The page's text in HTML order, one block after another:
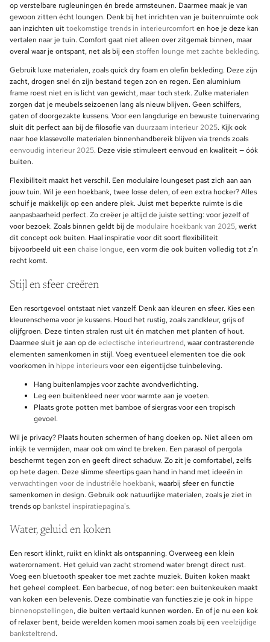
op verstelbare rugleuningen én brede armsteunen. Daarmee maak je van
gewoon zitten écht loungen. Denk bij het inrichten van je buitenruimte ook
aan inzichten uittoekomstige trends in interieurcomfort en hoe je deze kan
vertalen naar je tuin. Comfort gaat niet alleen over zitgemak binnen, maar
overal waar je ontspant, net als bij een stoffen lounge met zachte bekleding.
Gebruik luxe materialen, zoals quick dry foam en olefin bekleding. Deze zijn
zacht, drogen snel én zijn bestand tegen zon en regen. Een aluminium
frame roest niet en is licht van gewicht, maar toch sterk. Zulke materialen
zorgen dat je meubels seizoenen lang als nieuw blijven. Geen schilfers,
gaten of doorgezakte kussens. Voor een langdurige en bewuste tuinervaring
sluit dit perfect aan bij de filosofie van duurzaam interieur 2025. Kijk ook
naar hoe klassevolle materialen binnenhandbereik blijven via trends zoals
eenvoudig interieur 2025. Deze visie stimuleert eenvoud en kwaliteit — óók
buiten.
Flexibiliteit maakt het verschil. Een modulaire loungeset past zich aan aan
jouw tuin. Wil je een hoekbank, twee losse delen, of een extra hocker? Alles
schuif je makkelijk op een andere plek. Juist met beperkte ruimte is die
aanpasbaarheid perfect. Zo creëer je altijd de juiste setting: voor jezelf of
voor bezoek. Zoals binnen geldt bij de modulaire hoekbank van 2025, werkt
dit concept ook buiten. Haal inspiratie voor dit soort flexibiliteit
bijvoorbeeld uit een chaise longue, een vorm die ook buiten volledig tot z’n
recht komt.
Stijl en sfeer creëren
Een resortgevoel ontstaat niet vanzelf. Denk aan kleuren en sfeer. Kies een
kleurenschema voor je kussens. Houd het rustig, zoals zandkleur, grijs of
olijfgroen. Deze tinten stralen rust uit én matchen met planten of hout.
Daarmee sluit je aan op de eclectische interieurtrend, waar contrasterende
elementen samenkomen in stijl. Voeg eventueel elementen toe die ook
voorkomen in hippe interieursvoor een eigentijdse tuinbeleving.
Hang buitenlampjes voor zachte avondverlichting.
Leg een buitenkleed neer voor warmte aan je voeten.
Plaats grote potten met bamboe of siergras voor een tropisch
gevoel.
Wil je privacy? Plaats houten schermen of hang doeken op. Niet alleen om
inkijk te vermijden, maar ook om wind te breken. Een parasol of pergola
beschermt tegen zon en geeft direct schaduw. Zo zit je comfortabel, zelfs
op hete dagen. Deze slimme sfeertips gaan hand in hand met ideeën in
verwachtingen voor de industriële hoekbank, waarbij sfeer en functie
samenkomen in design. Gebruik ook natuurlijke materialen, zoals je ziet in
trends op bankstel inspiratiepagina's.
Water, geluid en koken
Een resort klinkt, ruikt en klinkt als ontspanning. Overweeg een klein
waterornament. Het geluid van zacht stromend water brengt direct rust.
Voeg een bluetooth speaker toe met zachte muziek. Buiten koken maakt
het geheel compleet. Een barbecue, of nog beter: een buitenkeuken maakt
van koken een belevenis. Deze combinatie van functies zie je ook in hippe
binnenopstellingen, die buiten vertaald kunnen worden. En of je nu een kok
of relaxer bent, beide werelden komen mooi samen zoals bij een veelzijdige
banksteltrend.